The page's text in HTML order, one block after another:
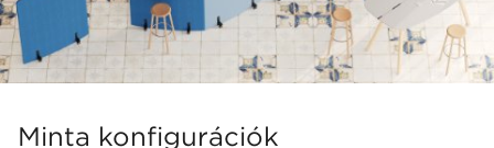
Minta konfigurációk